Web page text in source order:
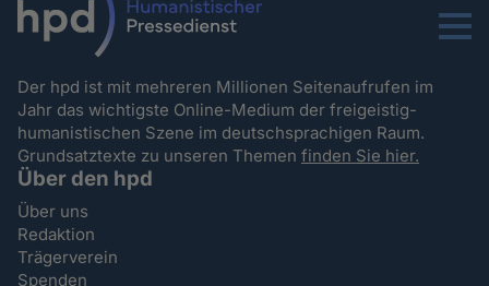
Menu
Der hpd ist mit mehreren Millionen Seitenaufrufen im
Jahr das wichtigste Online-Medium der freigeistig-
humanistischen Szene im deutschsprachigen Raum.
Grundsatztexte zu unseren Themenfinden Sie hier.
Über den hpd
Über uns
Redaktion
Trägerverein
Spenden